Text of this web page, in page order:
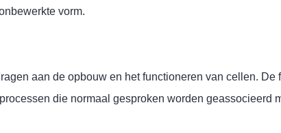
vorm.
aan de opbouw en het functioneren van cellen.
die normaal gesproken worden geassocieerd